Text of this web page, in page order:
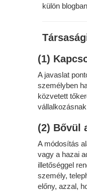
külön
(1)
A javaslat
személyben
közvetett
(2) Bővül
A módosítás
vagy a hazai
illetőséggel
személy,
előny, azzal,